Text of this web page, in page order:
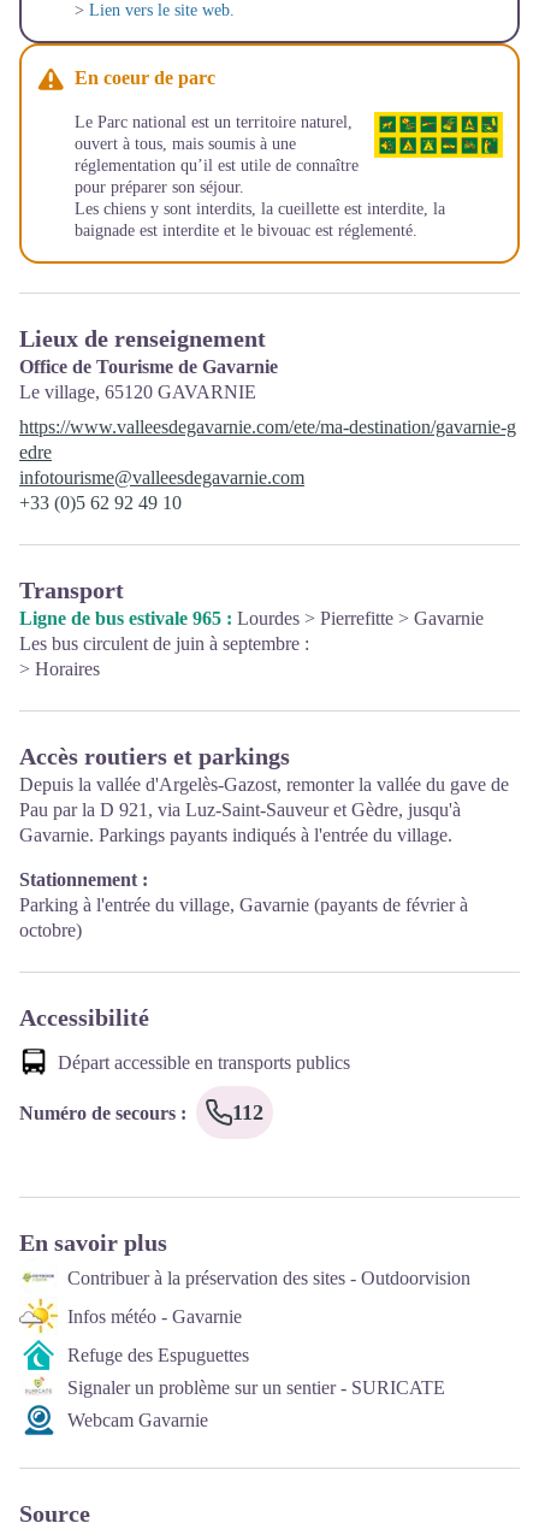
> Lien vers le site web.
En coeur de parc
Le Parc national est un territoire naturel,
ouvert à tous, mais soumis à une
réglementation qu’il est utile de connaître
pour préparer son séjour.
Les chiens y sont interdits, la cueillette est interdite, la
baignade est interdite et le bivouac est réglementé.
Lieux de renseignement
Office de Tourisme de Gavarnie
Le village, 65120 GAVARNIE
https://www.valleesdegavarnie.com/ete/ma-destination/gavarnie-g
edre
infotourisme@valleesdegavarnie.com
+33 (0)5 62 92 49 10
Transport
Ligne de bus estivale 965 : Lourdes > Pierrefitte > Gavarnie
Les bus circulent de juin à septembre :
> Horaires
Accès routiers et parkings
Depuis la vallée d'Argelès-Gazost, remonter la vallée du gave de
Pau par la D 921, via Luz-Saint-Sauveur et Gèdre, jusqu'à
Gavarnie. Parkings payants indiqués à l'entrée du village.
Stationnement :
Parking à l'entrée du village, Gavarnie (payants de février à
octobre)
Accessibilité
Départ accessible en transports publics
Numéro de secours : 112
En savoir plus
Contribuer à la préservation des sites - Outdoorvision
Infos météo - Gavarnie
Refuge des Espuguettes
Signaler un problème sur un sentier - SURICATE
Webcam Gavarnie
Source